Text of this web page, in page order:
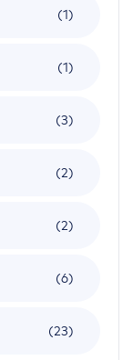
(1)
(1)
(3)
(2)
(2)
(6)
(23)